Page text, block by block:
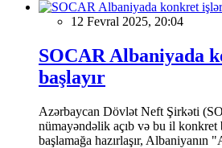
12 Fevral 2025, 20:04
SOCAR Albaniyada
başlayır
Azərbaycan Dövlət Neft Şirkəti
nümayəndəlik açıb və bu il konkret
başlamağa hazırlaşır,